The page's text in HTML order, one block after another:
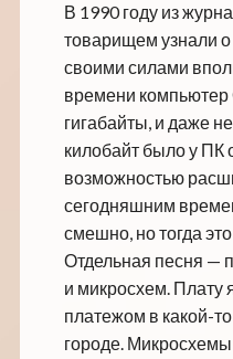
В 1990 году из
товарищем узнали
своими силами
времени
гигабайты, и даже
килобайт было у ПК
возможностью
сегодняшним
смешно, но тогда
Отдельная песня —
и микросхем. Плату
платежом в какой-
городе.